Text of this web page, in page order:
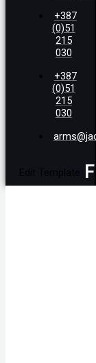
+387
(0)51
215
030
+387
(0)51
215
030
Edit Template